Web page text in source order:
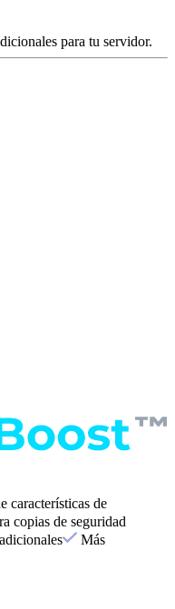
para tu servidor.
características de
copias de seguridad
Más